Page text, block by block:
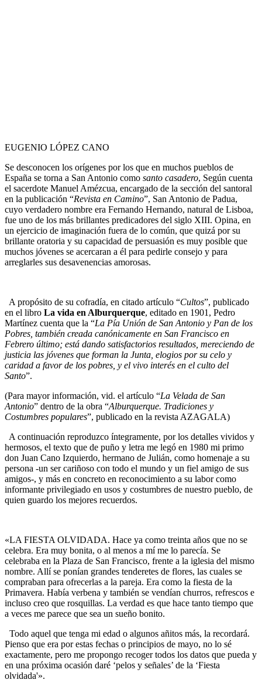
EUGENIO LÓPEZ CANO
Se desconocen los orígenes por los que en muchos pueblos de
España se torna a San Antonio como santo casadero, Según cuenta
el sacerdote Manuel Amézcua, encargado de la sección del santoral
en la publicación “Revista en Camino”, San Antonio de Padua,
cuyo verdadero nombre era Fernando Hernando, natural de Lisboa,
fue uno de los más brillantes predicadores del siglo XIII. Opina, en
un ejercicio de imaginación fuera de lo común, que quizá por su
brillante oratoria y su capacidad de persuasión es muy posible que
muchos jóvenes se acercaran a él para pedirle consejo y para
arreglarles sus desavenencias amorosas.
A propósito de su cofradía, en citado artículo “Cultos”, publicado
en el libro La vida en Alburquerque, editado en 1901, Pedro
Martínez cuenta que la “La Pía Unión de San Antonio y Pan de los
Pobres, también creada canónicamente en San Francisco en
Febrero último; está dando satisfactorios resultados, mereciendo de
justicia las jóvenes que forman la Junta, elogios por su celo y
caridad a favor de los pobres, y el vivo interés en el culto del
Santo”.
(Para mayor información, vid. el artículo “La Velada de San
Antonio” dentro de la obra “Alburquerque. Tradiciones y
Costumbres populares”, publicado en la revista AZAGALA)
A continuación reproduzco íntegramente, por los detalles vividos y
hermosos, el texto que de puño y letra me legó en 1980 mi primo
don Juan Cano Izquierdo, hermano de Julián, como homenaje a su
persona -un ser cariñoso con todo el mundo y un fiel amigo de sus
amigos-, y más en concreto en reconocimiento a su labor como
informante privilegiado en usos y costumbres de nuestro pueblo, de
quien guardo los mejores recuerdos.
«LA FIESTA OLVIDADA. Hace ya como treinta años que no se
celebra. Era muy bonita, o al menos a mí me lo parecía. Se
celebraba en la Plaza de San Francisco, frente a la iglesia del mismo
nombre. Allí se ponían grandes tenderetes de flores, las cuales se
compraban para ofrecerlas a la pareja. Era como la fiesta de la
Primavera. Había verbena y también se vendían churros, refrescos e
incluso creo que rosquillas. La verdad es que hace tanto tiempo que
a veces me parece que sea un sueño bonito.
Todo aquel que tenga mi edad o algunos añitos más, la recordará.
Pienso que era por estas fechas o principios de mayo, no lo sé
exactamente, pero me propongo recoger todos los datos que pueda y
en una próxima ocasión daré ‘pelos y señales’ de la ‘Fiesta
olvidada'».